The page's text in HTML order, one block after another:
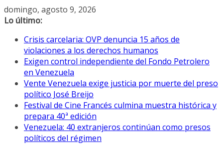
Saltar
al
domingo, agosto 9, 2026
Lo último:
Crisis carcelaria: OVP denuncia 15 años de
violaciones a los derechos humanos
Exigen control independiente del Fondo Petrolero
en Venezuela
Vente Venezuela exige justicia por muerte del preso
político José Breijo
Festival de Cine Francés culmina muestra histórica y
prepara 40ª edición
Venezuela: 40 extranjeros continúan como presos
políticos del régimen